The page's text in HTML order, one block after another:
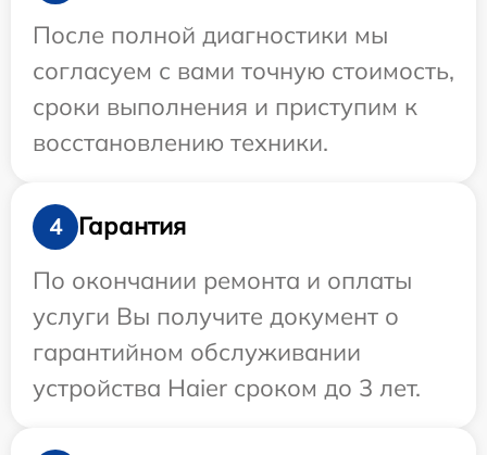
После полной диагностики мы
согласуем с вами точную стоимость,
сроки выполнения и приступим к
восстановлению техники.
4
Гарантия
По окончании ремонта и оплаты
услуги Вы получите документ о
гарантийном обслуживании
устройства Haier сроком до 3 лет.